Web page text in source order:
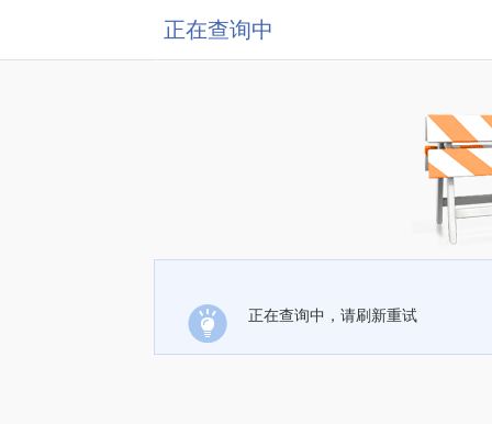
正在查询中
正在查询中，请刷新重试